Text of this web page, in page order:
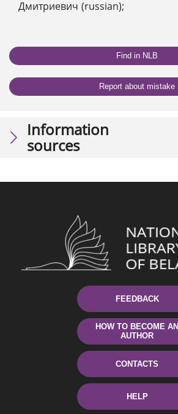
Дмитриевич (russian);
Find in NLB
Report about mistake
Information
sources
FEEDBACK
HOW TO BECOME AN
AUTHOR
CONTACTS
HELP